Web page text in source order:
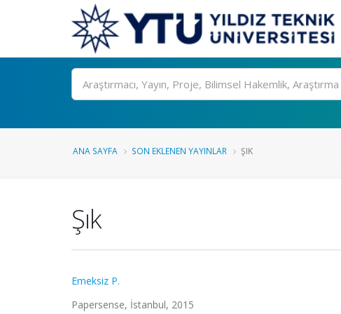
Ara
ANA SAYFA SON EKLENEN YAYINLAR ŞIK
Şık
Emeksiz P.
Papersense, İstanbul, 2015